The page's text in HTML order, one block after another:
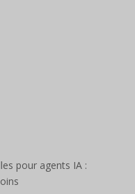
pour agents IA :